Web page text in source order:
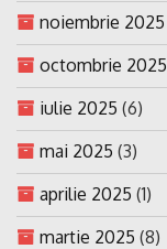
noiembrie 2025
octombrie 2025
iulie 2025 (6)
mai 2025 (3)
aprilie 2025 (1)
martie 2025 (8)